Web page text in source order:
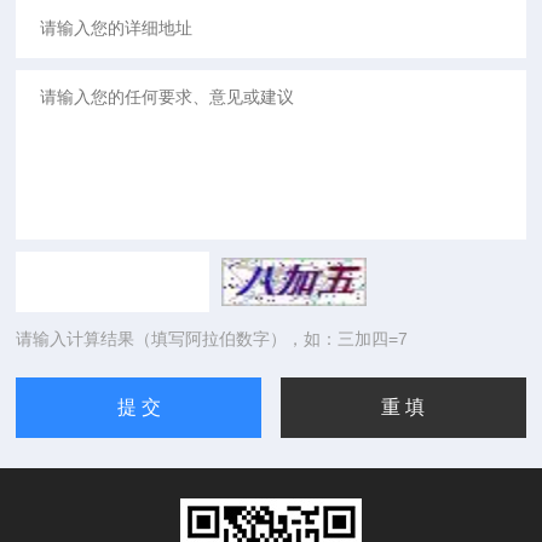
请输入计算结果（填写阿拉伯数字），如：三加四=7